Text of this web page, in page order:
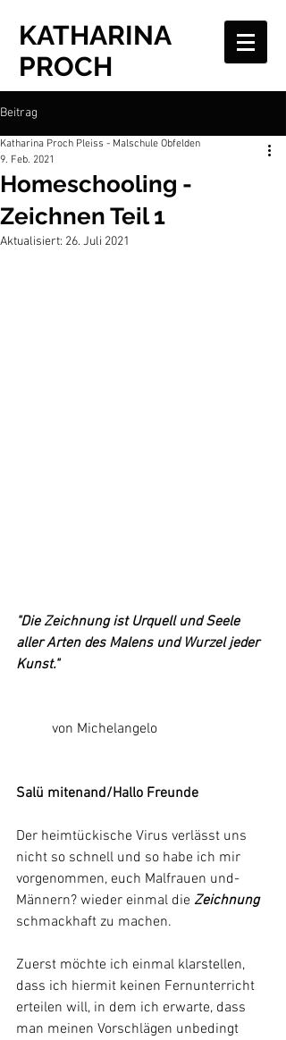
KATHARINA
PROCH
Beitrag
Homeschooling -
Zeichnen Teil 1
Katharina Proch Pleiss - Malschule Obfelden
9. Feb. 2021
Aktualisiert: 26. Juli 2021
"Die Zeichnung ist Urquell und Seele
aller Arten des Malens und Wurzel jeder
Kunst."
	von Michelangelo
Salü mitenand/Hallo Freunde
Der heimtückische Virus verlässt uns
nicht so schnell und so habe ich mir
vorgenommen, euch Malfrauen und-
Männern? wieder einmal die Zeichnung
schmackhaft zu machen.
Zuerst möchte ich einmal klarstellen,
dass ich hiermit keinen Fernunterricht
erteilen will, in dem ich erwarte, dass
man meinen Vorschlägen unbedingt